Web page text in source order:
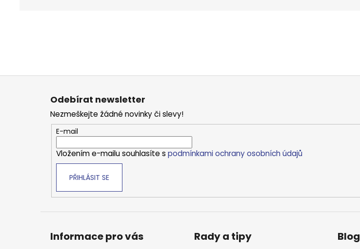
Odebírat newsletter
Nezmeškejte žádné novinky či slevy!
E-mail
Vložením e-mailu souhlasíte s podmínkami ochrany osobních údajů
PŘIHLÁSIT SE
Informace pro vás Rady a tipy Blog